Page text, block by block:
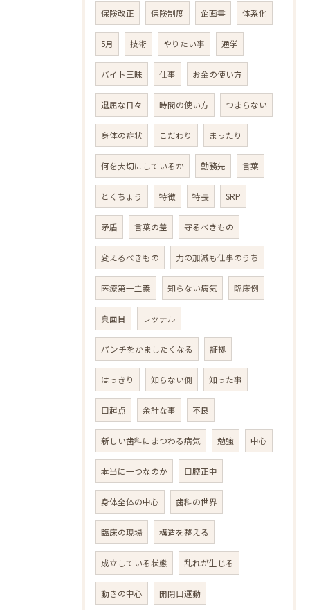
保険改正 保険制度 企画書 体系化
5月 技術 やりたい事 通学
バイト三昧 仕事 お金の使い方
退屈な日々 時間の使い方 つまらない
身体の症状 こだわり まったり
何を大切にしているか 勤務先 言葉
とくちょう 特徴 特長 SRP
矛盾 言葉の差 守るべきもの
変えるべきもの 力の加減も仕事のうち
医療第一主義 知らない病気 臨床例
真面目 レッテル
パンチをかましたくなる 証拠
はっきり 知らない側 知った事
口起点 余計な事 不良
新しい歯科にまつわる病気 勉強 中心
本当に一つなのか 口腔正中
身体全体の中心 歯科の世界
臨床の現場 構造を整える
成立している状態 乱れが生じる
動きの中心 開閉口運動